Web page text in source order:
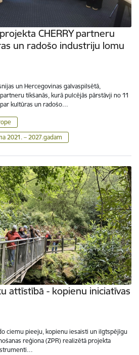
CHERRY partneru
un radošo industriju lomu
un Hercegovinas galvaspilsētā,
tikšanās, kurā pulcējās pārstāvji no 11
kultūras un radošo…
2021. – 2027.gadam
attīstībā - kopienu iniciatīvas
ciemu pieeju, kopienu iesaisti un ilgtspējīgu
reģiona (ZPR) realizētā projekta